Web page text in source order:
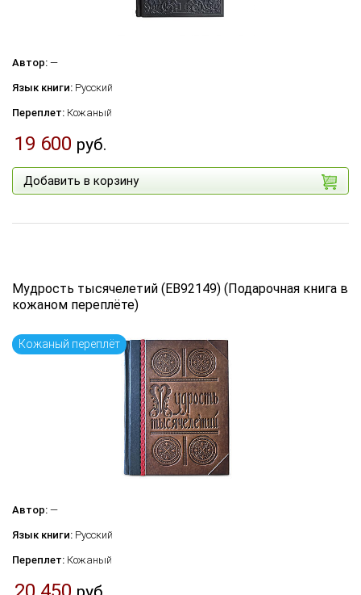
Автор: —
Язык книги: Русский
Переплет: Кожаный
19 600 руб.
Добавить в корзину
Мудрость тысячелетий (EB92149) (Подарочная книга в
кожаном переплёте)
Кожаный переплёт
Автор: —
Язык книги: Русский
Переплет: Кожаный